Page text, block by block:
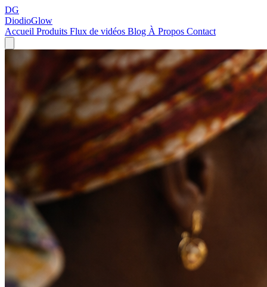
DG
DiodioGlow
Accueil Produits Flux de vidéos Blog À Propos Contact